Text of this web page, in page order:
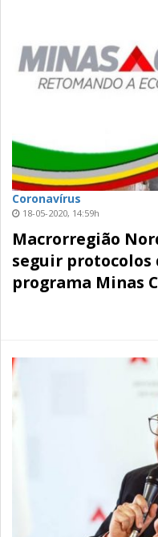
Coronavírus
18-05-2020, 14:59h
Macrorregião
seguir protocolos
programa Minas